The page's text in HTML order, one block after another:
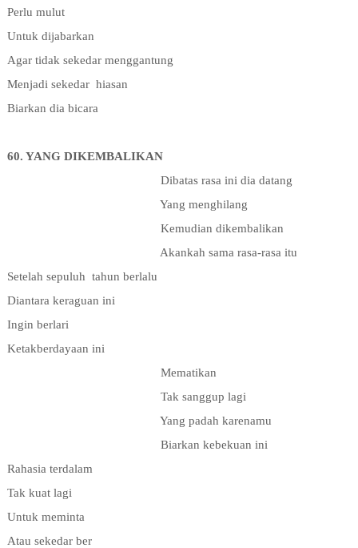
Perlu mulut
Untuk dijabarkan
Agar tidak sekedar menggantung
Menjadi sekedar hiasan
Biarkan dia bicara
60. YANG DIKEMBALIKAN
Dibatas rasa ini dia datang
Yang menghilang
Kemudian dikembalikan
Akankah sama rasa-rasa itu
Setelah sepuluh tahun berlalu
Diantara keraguan ini
Ingin berlari
Ketakberdayaan ini
Mematikan
Tak sanggup lagi
Yang padah karenamu
Biarkan kebekuan ini
Rahasia terdalam
Tak kuat lagi
Untuk meminta
Atau sekedar ber